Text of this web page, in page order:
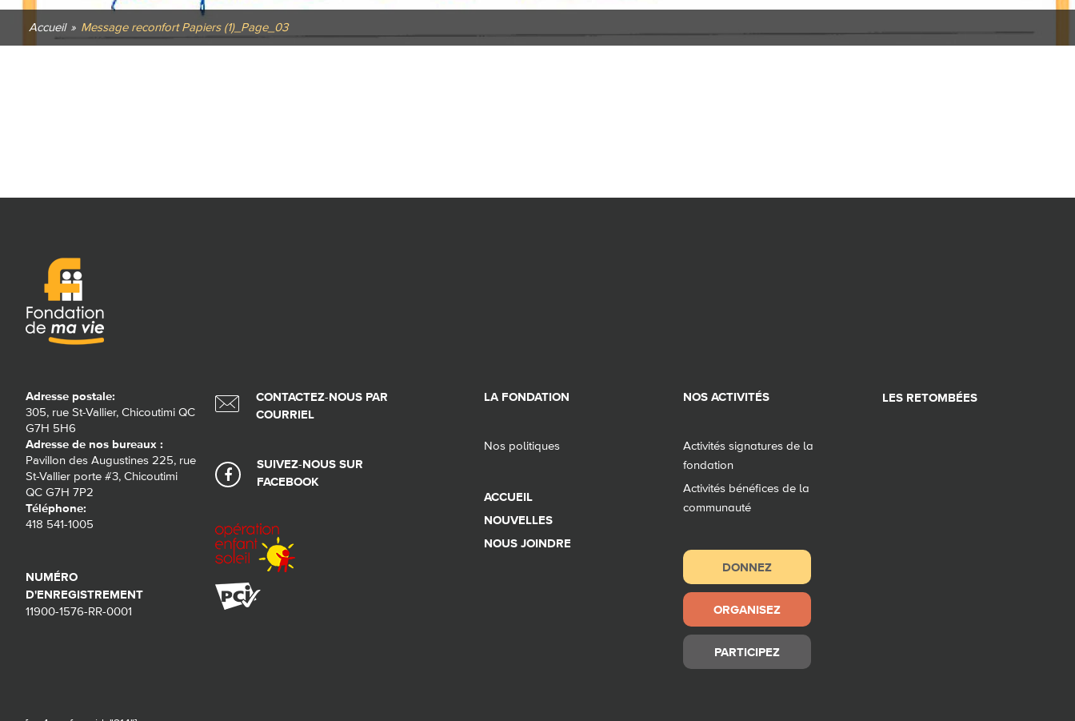
Accueil » Message reconfort Papiers (1)_Page_03
Adresse postale:
305, rue St-Vallier, Chicoutimi QC
G7H 5H6
Adresse de nos bureaux :
Pavillon des Augustines 225, rue
St-Vallier porte #3, Chicoutimi
QC G7H 7P2
Téléphone:
418 541-1005
NUMÉRO
D'ENREGISTREMENT
11900-1576-RR-0001
CONTACTEZ-NOUS PAR
COURRIEL
SUIVEZ-NOUS SUR
FACEBOOK
LA FONDATION
Nos politiques
ACCUEIL
NOUVELLES
NOUS JOINDRE
NOS ACTIVITÉS
Activités signatures de la
fondation
Activités bénéfices de la
communauté
DONNEZ
ORGANISEZ
PARTICIPEZ
LES RETOMBÉES